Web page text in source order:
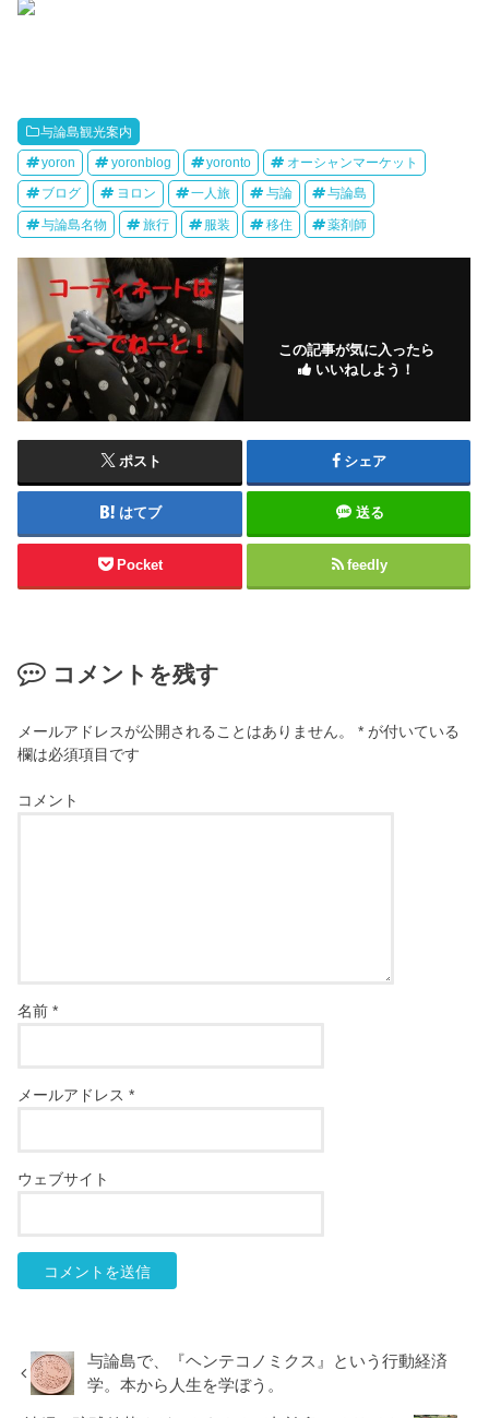
与論島観光案内
yoron yoronblog yoronto オーシャンマーケット
ブログ ヨロン 一人旅 与論 与論島
与論島名物 旅行 服装 移住 薬剤師
この記事が気に入ったら
いいねしよう！
ポスト シェア
はてブ 送る
Pocket feedly
コメントを残す
メールアドレスが公開されることはありません。 * が付いている
欄は必須項目です
コメント
名前*
メールアドレス*
ウェブサイト
与論島で、『ヘンテコノミクス』という行動経済
学。本から人生を学ぼう。